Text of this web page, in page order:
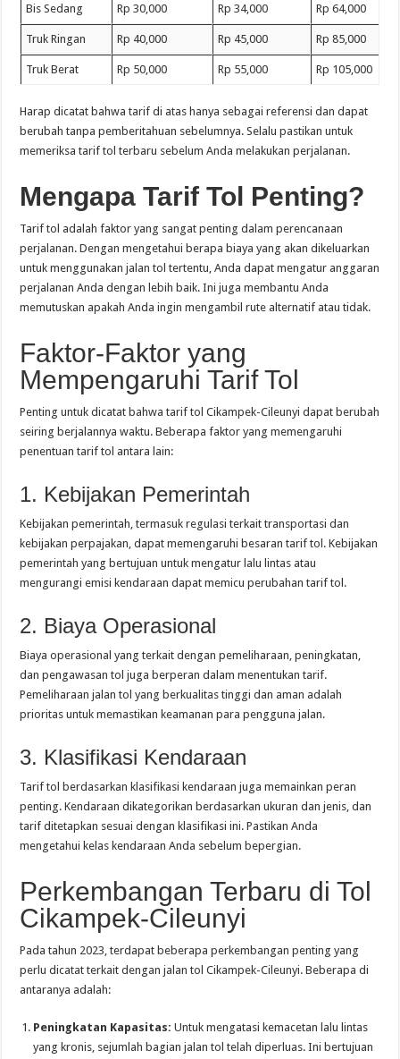
Bis Sedang Rp 30,000 Rp 34,000 Rp 64,000
Truk Ringan Rp 40,000 Rp 45,000 Rp 85,000
Truk Berat Rp 50,000 Rp 55,000 Rp 105,000
Harap dicatat bahwa tarif di atas hanya sebagai referensi dan dapat
berubah tanpa pemberitahuan sebelumnya. Selalu pastikan untuk
memeriksa tarif tol terbaru sebelum Anda melakukan perjalanan.
Mengapa Tarif Tol Penting?
Tarif tol adalah faktor yang sangat penting dalam perencanaan
perjalanan. Dengan mengetahui berapa biaya yang akan dikeluarkan
untuk menggunakan jalan tol tertentu, Anda dapat mengatur anggaran
perjalanan Anda dengan lebih baik. Ini juga membantu Anda
memutuskan apakah Anda ingin mengambil rute alternatif atau tidak.
Faktor-Faktor yang
Mempengaruhi Tarif Tol
Penting untuk dicatat bahwa tarif tol Cikampek-Cileunyi dapat berubah
seiring berjalannya waktu. Beberapa faktor yang memengaruhi
penentuan tarif tol antara lain:
1. Kebijakan Pemerintah
Kebijakan pemerintah, termasuk regulasi terkait transportasi dan
kebijakan perpajakan, dapat memengaruhi besaran tarif tol. Kebijakan
pemerintah yang bertujuan untuk mengatur lalu lintas atau
mengurangi emisi kendaraan dapat memicu perubahan tarif tol.
2. Biaya Operasional
Biaya operasional yang terkait dengan pemeliharaan, peningkatan,
dan pengawasan tol juga berperan dalam menentukan tarif.
Pemeliharaan jalan tol yang berkualitas tinggi dan aman adalah
prioritas untuk memastikan keamanan para pengguna jalan.
3. Klasifikasi Kendaraan
Tarif tol berdasarkan klasifikasi kendaraan juga memainkan peran
penting. Kendaraan dikategorikan berdasarkan ukuran dan jenis, dan
tarif ditetapkan sesuai dengan klasifikasi ini. Pastikan Anda
mengetahui kelas kendaraan Anda sebelum bepergian.
Perkembangan Terbaru di Tol
Cikampek-Cileunyi
Pada tahun 2023, terdapat beberapa perkembangan penting yang
perlu dicatat terkait dengan jalan tol Cikampek-Cileunyi. Beberapa di
antaranya adalah:
Peningkatan Kapasitas: Untuk mengatasi kemacetan lalu lintas
yang kronis, sejumlah bagian jalan tol telah diperluas. Ini bertujuan